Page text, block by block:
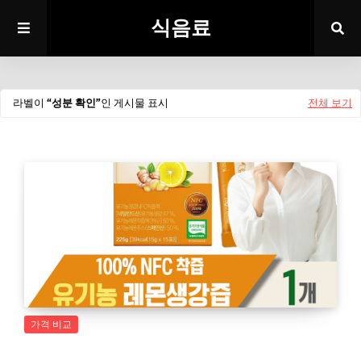
식음료
라벨이 성분 확인 인 게시물 표시 전체 보기
가격 비교